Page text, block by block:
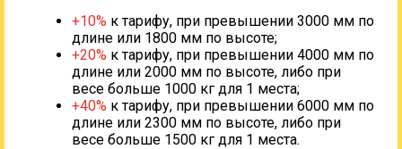
+10% к тарифу, при превышении 3000 мм по
длине или 1800 мм по высоте;
+20% к тарифу, при превышении 4000 мм по
длине или 2000 мм по высоте, либо при
весе больше 1000 кг для 1 места;
+40% к тарифу, при превышении 6000 мм по
длине или 2300 мм по высоте, либо при
весе больше 1500 кг для 1 места.